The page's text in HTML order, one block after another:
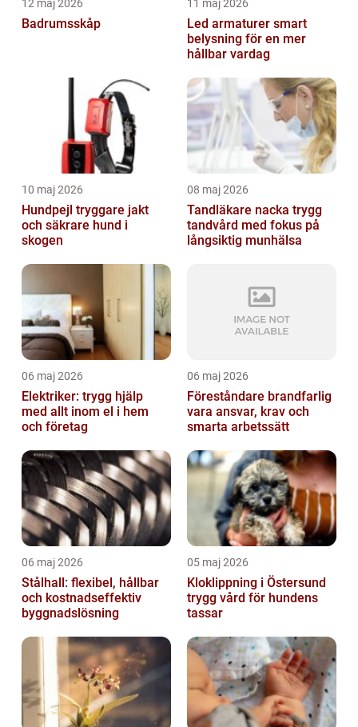
12 maj 2026
Badrumsskåp
11 maj 2026
Led armaturer smart
belysning för en mer
hållbar vardag
10 maj 2026
Hundpejl tryggare jakt
och säkrare hund i
skogen
08 maj 2026
Tandläkare nacka trygg
tandvård med fokus på
långsiktig munhälsa
06 maj 2026
Elektriker: trygg hjälp
med allt inom el i hem
och företag
06 maj 2026
Föreståndare brandfarlig
vara ansvar, krav och
smarta arbetssätt
06 maj 2026
Stålhall: flexibel, hållbar
och kostnadseffektiv
byggnadslösning
05 maj 2026
Kloklippning i Östersund
trygg vård för hundens
tassar